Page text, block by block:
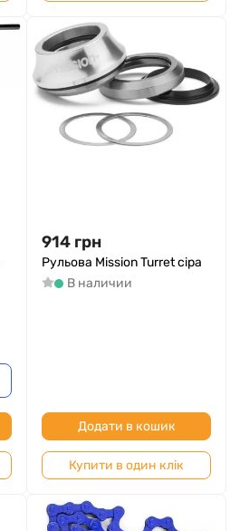
914 грн
Рульова Mission Turret сіра
В наличии
Додати в кошик
Купити в один клік